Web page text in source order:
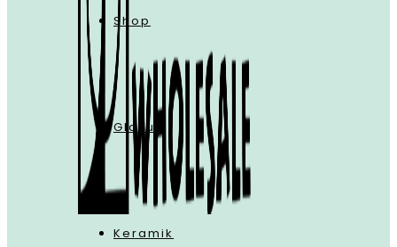
Shop
Glasur
Keramik